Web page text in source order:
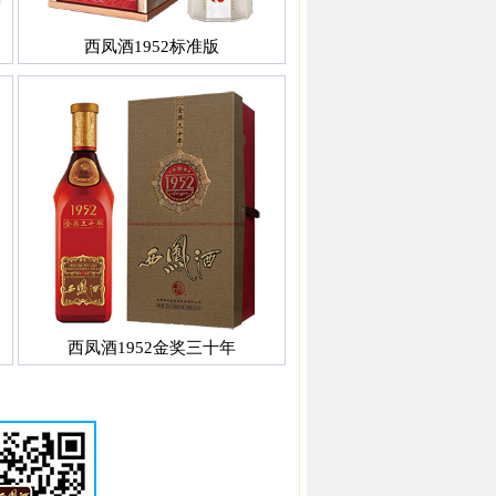
西凤酒1952标准版
西凤酒1952金奖三十年